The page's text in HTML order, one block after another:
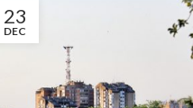
23
DEC